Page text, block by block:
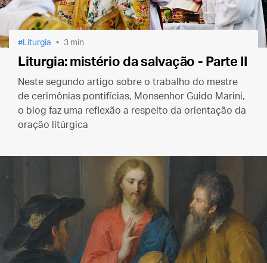
Liturgia 3 min
Liturgia: mistério da salvação - Parte II
Neste segundo artigo sobre o trabalho do mestre
de cerimônias pontifícias, Monsenhor Guido Marini,
o blog faz uma reflexão a respeito da orientação da
oração litúrgica